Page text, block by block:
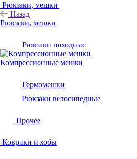
Рюкзаки, мешки
Назад
Рюкзаки, мешки
Рюкзаки походные
Компрессионные мешки
Гермомешки
Рюкзаки велосипедные
Прочее
Коврики и хобы